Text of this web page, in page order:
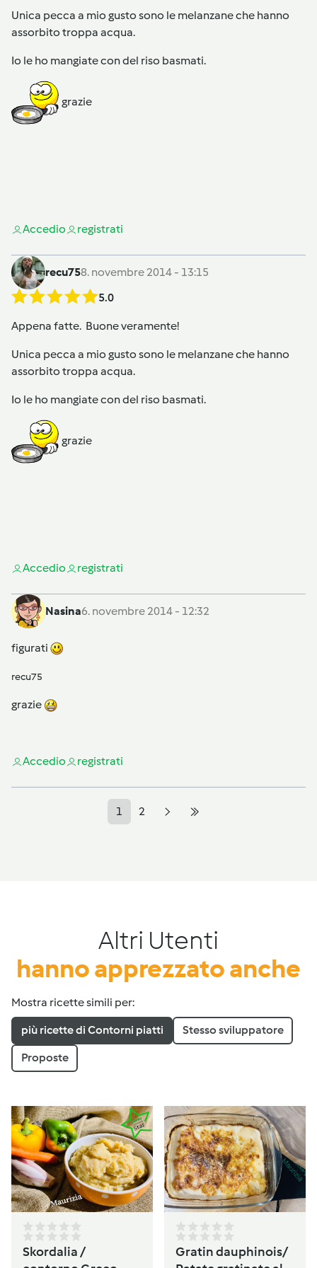
Unica pecca a mio gusto sono le melanzane che hanno
assorbito troppa acqua.
Io le ho mangiate con del riso basmati.
grazie
Accedio registrati
recu758. novembre 2014 - 13:15
5.0
Appena fatte. Buone veramente!
Unica pecca a mio gusto sono le melanzane che hanno
assorbito troppa acqua.
Io le ho mangiate con del riso basmati.
grazie
Accedio registrati
Nasina6. novembre 2014 - 12:32
figurati
recu75
grazie
Accedio registrati
1 2
Altri Utenti
hanno apprezzato anche
Mostra ricette simili per:
più ricette di Contorni piatti Stesso sviluppatore
Proposte
Skordalia /
Gratin dauphinois/